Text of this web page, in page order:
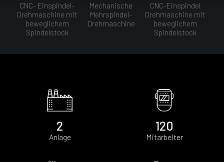
CNC- Einspindel-
Drehmaschine mit
beweglichem
Spindelstock
Mechanische
Mehrspindel-
Drehmaschine
CNC-Einspindel
Drehmaschine mit
beweglichem
Spindelstock
2
Anlage
120
Mitarbeiter